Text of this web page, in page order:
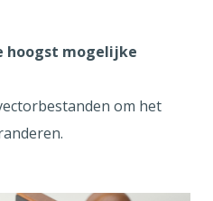
hoogst mogelijke
om het